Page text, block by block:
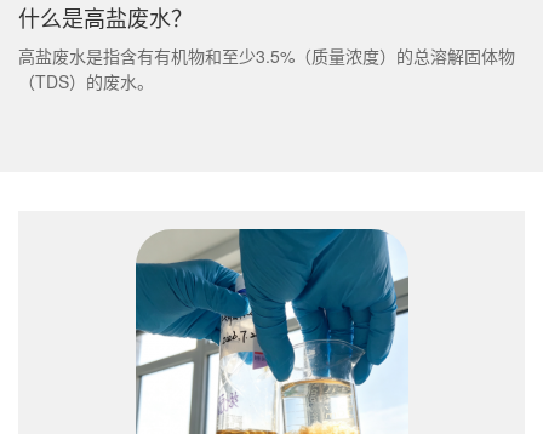
什么是高盐废水？
高盐废水是指含有有机物和至少3.5%（质量浓度）的总溶解固体物
（TDS）的废水。